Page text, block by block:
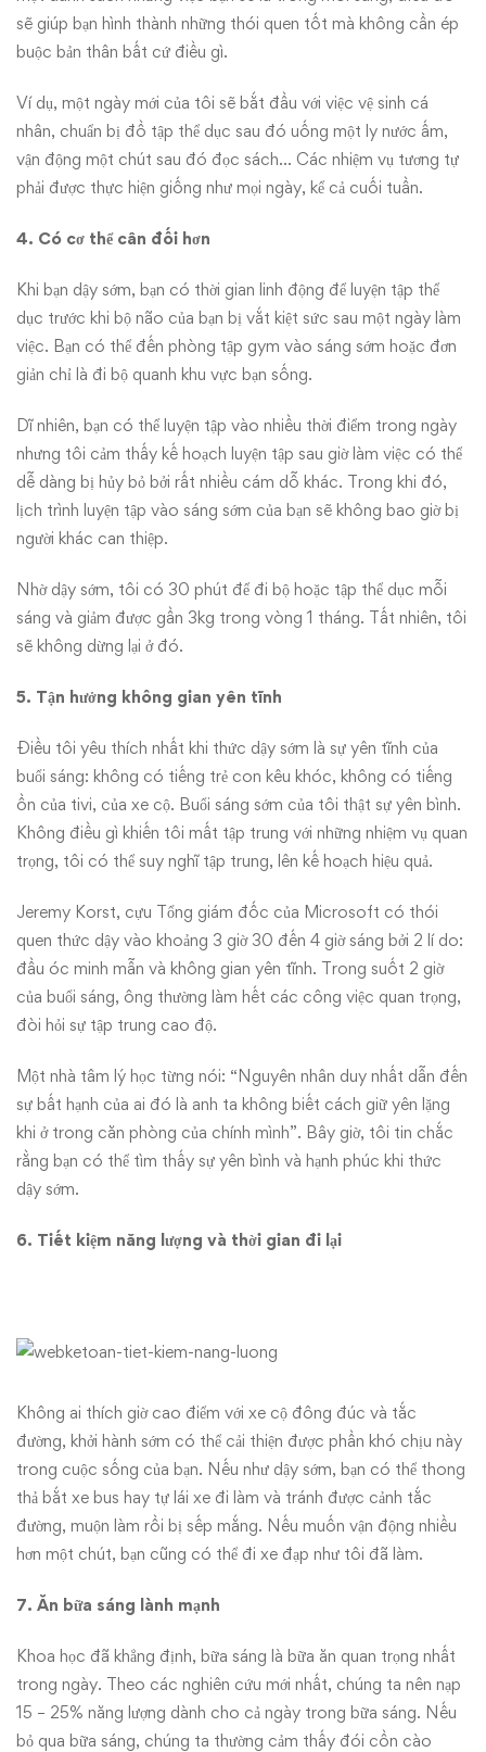
sẽ giúp bạn hình thành những thói quen tốt mà không cần ép
buộc bản thân bất cứ điều gì.
Ví dụ, một ngày mới của tôi sẽ bắt đầu với việc vệ sinh cá
nhân, chuẩn bị đồ tập thể dục sau đó uống một ly nước ấm,
vận động một chút sau đó đọc sách… Các nhiệm vụ tương tự
phải được thực hiện giống như mọi ngày, kể cả cuối tuần.
4. Có cơ thể cân đối hơn
Khi bạn dậy sớm, bạn có thời gian linh động để luyện tập thể
dục trước khi bộ não của bạn bị vắt kiệt sức sau một ngày làm
việc. Bạn có thể đến phòng tập gym vào sáng sớm hoặc đơn
giản chỉ là đi bộ quanh khu vực bạn sống.
Dĩ nhiên, bạn có thể luyện tập vào nhiều thời điểm trong ngày
nhưng tôi cảm thấy kế hoạch luyện tập sau giờ làm việc có thể
dễ dàng bị hủy bỏ bởi rất nhiều cám dỗ khác. Trong khi đó,
lịch trình luyện tập vào sáng sớm của bạn sẽ không bao giờ bị
người khác can thiệp.
Nhờ dậy sớm, tôi có 30 phút để đi bộ hoặc tập thể dục mỗi
sáng và giảm được gần 3kg trong vòng 1 tháng. Tất nhiên, tôi
sẽ không dừng lại ở đó.
5. Tận hưởng không gian yên tĩnh
Điều tôi yêu thích nhất khi thức dậy sớm là sự yên tĩnh của
buổi sáng: không có tiếng trẻ con kêu khóc, không có tiếng
ồn của tivi, của xe cộ. Buổi sáng sớm của tôi thật sự yên bình.
Không điều gì khiến tôi mất tập trung với những nhiệm vụ quan
trọng, tôi có thể suy nghĩ tập trung, lên kế hoạch hiệu quả.
Jeremy Korst, cựu Tổng giám đốc của Microsoft có thói
quen thức dậy vào khoảng 3 giờ 30 đến 4 giờ sáng bởi 2 lí do:
đầu óc minh mẫn và không gian yên tĩnh. Trong suốt 2 giờ
của buổi sáng, ông thường làm hết các công việc quan trọng,
đòi hỏi sự tập trung cao độ.
Một nhà tâm lý học từng nói: “Nguyên nhân duy nhất dẫn đến
sự bất hạnh của ai đó là anh ta không biết cách giữ yên lặng
khi ở trong căn phòng của chính mình”. Bây giờ, tôi tin chắc
rằng bạn có thể tìm thấy sự yên bình và hạnh phúc khi thức
dậy sớm.
6. Tiết kiệm năng lượng và thời gian đi lại
Không ai thích giờ cao điểm với xe cộ đông đúc và tắc
đường, khởi hành sớm có thể cải thiện được phần khó chịu này
trong cuộc sống của bạn. Nếu như dậy sớm, bạn có thể thong
thả bắt xe bus hay tự lái xe đi làm và tránh được cảnh tắc
đường, muộn làm rồi bị sếp mắng. Nếu muốn vận động nhiều
hơn một chút, bạn cũng có thể đi xe đạp như tôi đã làm.
7. Ăn bữa sáng lành mạnh
Khoa học đã khẳng định, bữa sáng là bữa ăn quan trọng nhất
trong ngày. Theo các nghiên cứu mới nhất, chúng ta nên nạp
15 – 25% năng lượng dành cho cả ngày trong bữa sáng. Nếu
bỏ qua bữa sáng, chúng ta thường cảm thấy đói cồn cào